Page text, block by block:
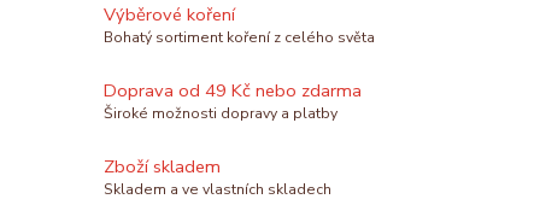
Výběrové koření
Bohatý sortiment koření z celého světa
Doprava od 49 Kč nebo zdarma
Široké možnosti dopravy a platby
Zboží skladem
Skladem a ve vlastních skladech